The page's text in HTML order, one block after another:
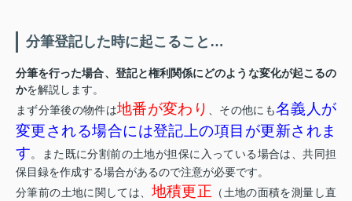
分筆登記した時に起こること…
分筆を行った場合、登記と権利関係にどのような変化が起こるの
かを解説します。
まず分筆後の物件は地番が変わり 、その他にも名義人が
変更される場合には登記上の項目が更新されま
す。また既に分割前の土地が担保に入っている場合は、共同担
保目録を作成する場合があるので注意が必要です。
分筆前の土地に関しては、 地積更正 （土地の面積を測量し直